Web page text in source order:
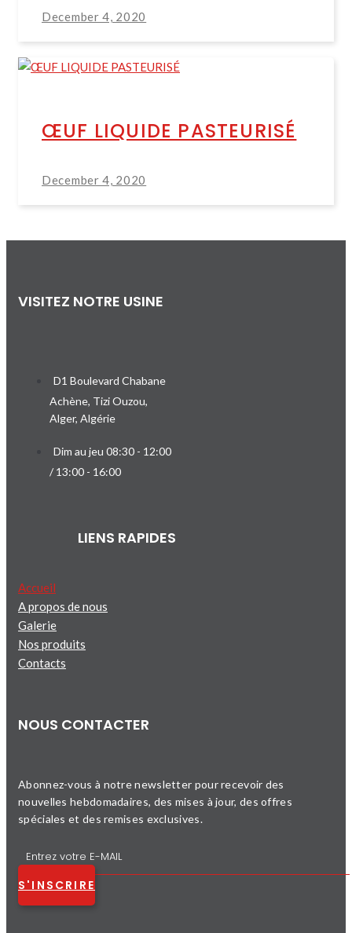
December 4, 2020
ŒUF LIQUIDE PASTEURISÉ
December 4, 2020
VISITEZ NOTRE USINE
D1 Boulevard Chabane
Achène, Tizi Ouzou,
Alger, Algérie
Dim au jeu 08:30 - 12:00
/ 13:00 - 16:00
LIENS RAPIDES
Accueil
A propos de nous
Galerie
Nos produits
Contacts
NOUS CONTACTER
Abonnez-vous à notre newsletter pour recevoir des
nouvelles hebdomadaires, des mises à jour, des offres
spéciales et des remises exclusives.
S'INSCRIRE